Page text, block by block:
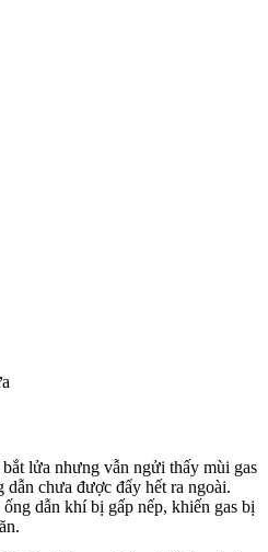
lửa nhưng vẫn ngửi thấy mùi gas
dẫn chưa được đẩy hết ra ngoài.
dẫn khí bị gấp nếp, khiến gas bị